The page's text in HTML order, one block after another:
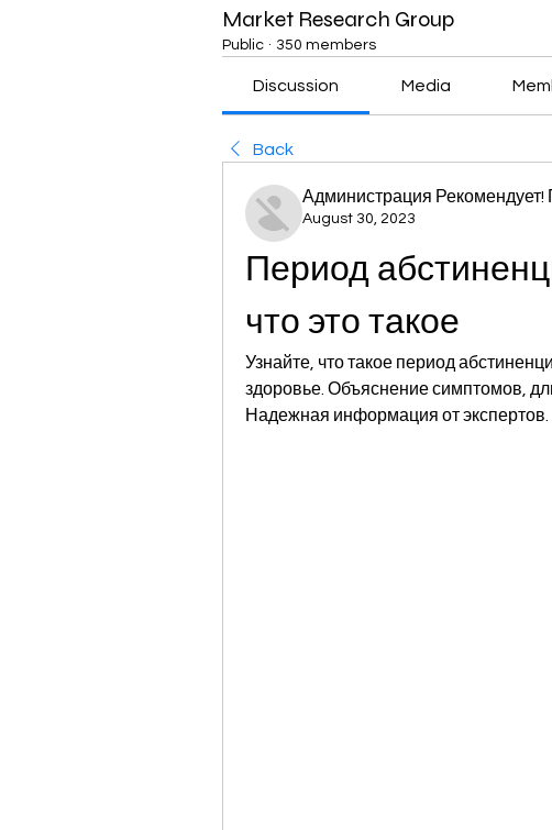
Market Research Group
Public · 350 members
Discussion Media
Back
Администрация Рекомендует!
August 30, 2023
Период
что это такое
Узнайте, что такое период
здоровье. Объяснение симптомов,
Надежная информация от экспертов.